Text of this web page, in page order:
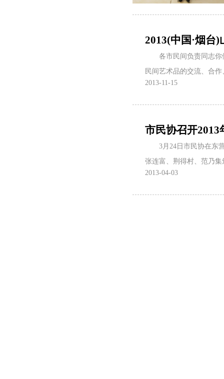
2013(中国·烟台
各市民间负责同志
民间艺术品的交流、合
2013-11-15
市民协召开2013
3月24日市民协在东
张连富、荆得村、范乃
2013-04-03